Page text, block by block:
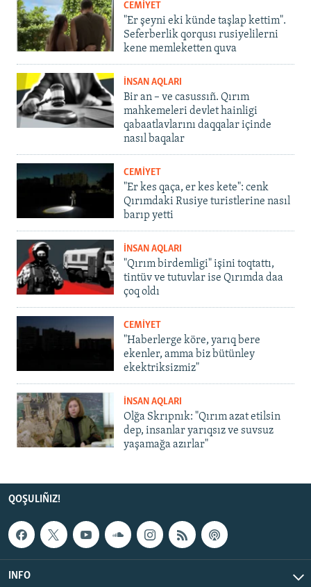
CEMİYET
"Er şeyni eki künde taşlap kettim".
Seferberlik qorqusı rusiyelilerni
kene memleketten quva
İNSAN AQLARI
Bir an – ve casussıñ. Qırım
mahkemeleri devlet hainligi
qabaatlavlarını daqqalar içinde
nasıl baqalar
CEMİYET
"Er kes qaça, er kes kete": cenk
Qırımdaki Rusiye turistlerine nasıl
barıp yetti
İNSAN AQLARI
"Qırım birdemligi" işini toqtattı,
tintüv ve tutuvlar ise Qırımda daa
çoq oldı
CEMİYET
"Haberlerge köre, yarıq bere
ekenler, amma biz bütünley
ekektriksizmiz"
İNSAN AQLARI
Olğa Skrıpnık: "Qırım azat etilsin
dep, insanlar yarıqsız ve suvsuz
yaşamağa azırlar"
QOŞULIÑIZ!
INFO